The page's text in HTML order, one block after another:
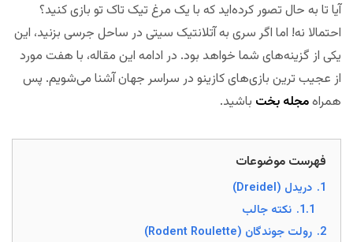
آیا تا به حال تصور کرده‌اید که با یک مرغ تیک تاک تو بازی کنید؟
احتمالا نه! اما اگر سری به آتلانتیک سیتی در ساحل جرسی بزنید، این
یکی از گزینه‌های شما خواهد بود. در ادامه این مقاله، با هفت مورد
از عجیب ترین بازی‌های کازینو در سراسر جهان آشنا می‌شویم. پس
همراهمجله بخت باشید.
فهرست موضوعات
1. دریدل (Dreidel)
1.1. نکته جالب
2. رولت جوندگان (Rodent Roulette)